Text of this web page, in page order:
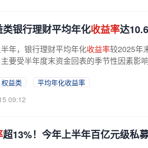
银行理财平均年化收益率达
年，银行理财平均年化收益率较2025年
要受半年度末资金回表的季节性因素影
权益类
平均年化收益率
09:12
超13%！今年上半年百亿元级私